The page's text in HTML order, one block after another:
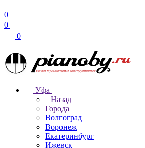
0
0
0
Уфа
Назад
Города
Волгоград
Воронеж
Екатеринбург
Ижевск